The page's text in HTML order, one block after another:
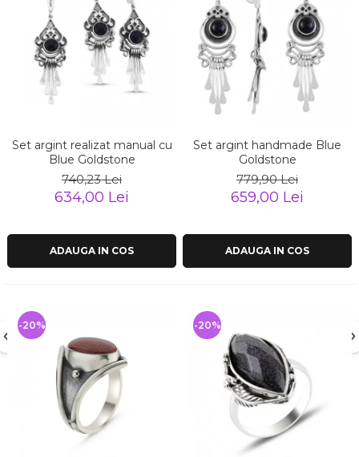
Set argint realizat manual cu
Blue Goldstone
740,23 Lei
634,00 Lei
ADAUGA IN COS
Set argint handmade Blue
Goldstone
779,90 Lei
659,00 Lei
ADAUGA IN COS
-20% -20%